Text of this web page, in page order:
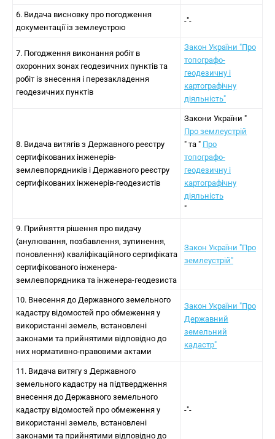
6. Видача висновку про погодження
документації із землеустрою
-"-
7. Погодження виконання робіт в
охоронних зонах геодезичних пунктів та
робіт із знесення і перезакладення
геодезичних пунктів
Закон України "Про
топографо-
геодезичну і
картографічну
діяльність"
8. Видача витягів з Державного реєстру
сертифікованих інженерів-
землевпорядників і Державного реєстру
сертифікованих інженерів-геодезистів
Закони України "
Про землеустрій
" та " Про
топографо-
геодезичну і
картографічну
діяльність
"
9. Прийняття рішення про видачу
(анулювання, позбавлення, зупинення,
поновлення) кваліфікаційного сертифіката
сертифікованого інженера-
землевпорядника та інженера-геодезиста
Закон України "Про
землеустрій"
10. Внесення до Державного земельного
кадастру відомостей про обмеження у
використанні земель, встановлені
законами та прийнятими відповідно до
них нормативно-правовими актами
Закон України "Про
Державний
земельний
кадастр"
11. Видача витягу з Державного
земельного кадастру на підтвердження
внесення до Державного земельного
кадастру відомостей про обмеження у
використанні земель, встановлені
законами та прийнятими відповідно до
-"-